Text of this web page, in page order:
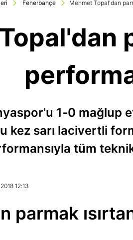
Fenerbahçe Mehmet Topal'dan
1-0 mağlup
sarı lacivertli
tüm
12:13
parmak